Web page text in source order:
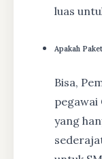
luas
Apakah
Bisa,
pegawai
yang